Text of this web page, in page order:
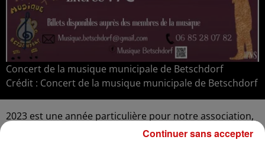
Concert de la musique municipale de Betschdorf
Crédit : Concert de la musique municipale de Betschdorf
2023 est une année particulière pour notre association,
puisque nous fêtons 100 ans de musique à Betschdorf.
Continuer sans accepter